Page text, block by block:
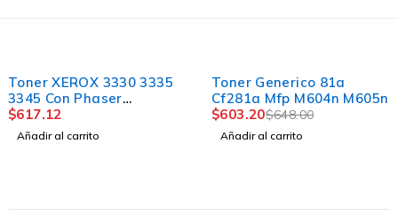
Toner XEROX 3330 3335
3345 Con Phaser
106r03621 Genérico
$617.12
Añadir al carrito
-7%
Toner Generico 81a
Cf281a Mfp M604n M605n
$648.00
$603.20
Añadir al carrito